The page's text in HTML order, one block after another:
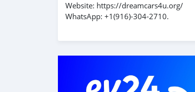
Website: https://dreamcars4u.org/
WhatsApp: ‪+1(916)-304-2710‬.